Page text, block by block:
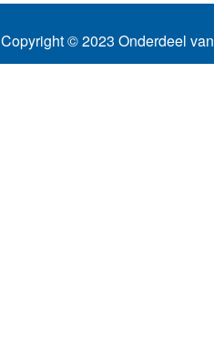
Copyright © 2023 Onderdeel van